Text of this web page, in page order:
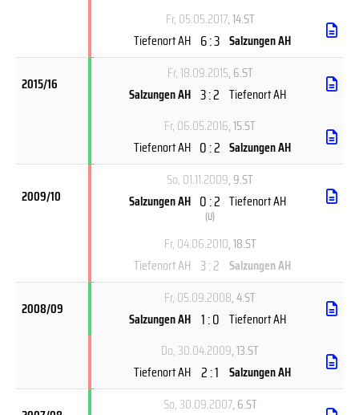
Fr, 05.05.2017, 14.ST
Tiefenort AH 6 : 3 Salzungen AH
2015/16
Fr, 18.09.2015, 6.ST
Salzungen AH 3 : 2 Tiefenort AH
Fr, 06.05.2016, 15.ST
Tiefenort AH 0 : 2 Salzungen AH
2009/10
So, 01.11.2009, 9.ST
Salzungen AH 0 : 2
(U)
Tiefenort AH
Fr, 04.06.2010, 18.ST
Tiefenort AH 3 : 2 Salzungen AH
2008/09
Fr, 05.09.2008, 4.ST
Salzungen AH 1 : 0 Tiefenort AH
Do, 30.04.2009, 13.ST
Tiefenort AH 2 : 1 Salzungen AH
So, 30.09.2007, 6.ST